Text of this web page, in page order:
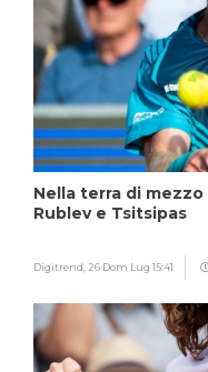
Nella terra di
Rublev e Tsitsipas
Digitrend, 26 Dom Lug 15:41